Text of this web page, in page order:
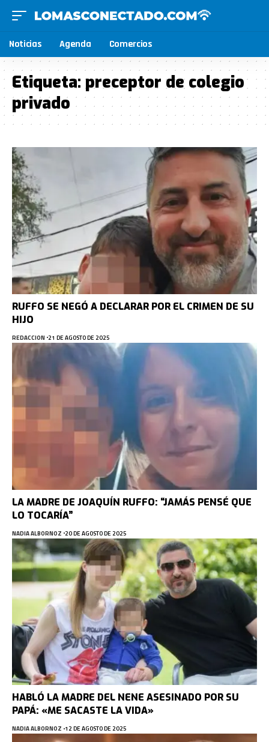
Noticias Agenda Comercios
Etiqueta:preceptor de colegio
privado
RUFFO SE NEGÓ A DECLARAR POR EL CRIMEN DE SU
HIJO
REDACCION 21 DE AGOSTO DE 2025
LA MADRE DE JOAQUÍN RUFFO: “JAMÁS PENSÉ QUE
LO TOCARÍA”
NADIA ALBORNOZ 20 DE AGOSTO DE 2025
HABLÓ LA MADRE DEL NENE ASESINADO POR SU
PAPÁ: «ME SACASTE LA VIDA»
NADIA ALBORNOZ 12 DE AGOSTO DE 2025